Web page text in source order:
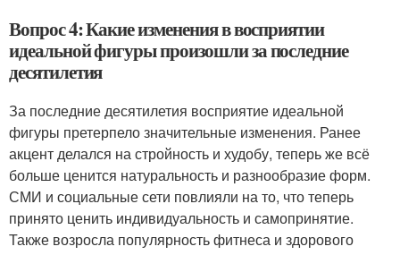
Вопрос 4: Какие изменения в восприятии
идеальной фигуры произошли за последние
десятилетия
За последние десятилетия восприятие идеальной
фигуры претерпело значительные изменения. Ранее
акцент делался на стройность и худобу, теперь же всё
больше ценится натуральность и разнообразие форм.
СМИ и социальные сети повлияли на то, что теперь
принято ценить индивидуальность и самопринятие.
Также возросла популярность фитнеса и здорового